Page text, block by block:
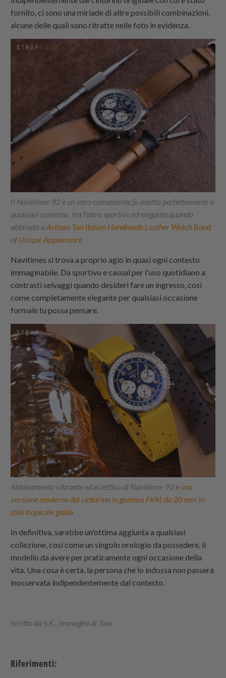
fornito, ci sono una miriade di altre possibili combinazioni,
alcune delle quali sono ritratte nelle foto in evidenza.
Il Navitimer 92 è un vero camaleonte.Si adatta perfettamente a
qualsiasi contesto, tra l'altro sportivo ed elegante quando
abbinato aArtisan Tan Italian Handmade Leather Watch Band
of Unique Appearance
Navitimes si trova a proprio agio in quasi ogni contesto
immaginabile. Da sportivo e casual per l'uso quotidiano a
contrasti selvaggi quando desideri fare un ingresso, così
come completamente elegante per qualsiasi occasione
formale tu possa pensare.
Abbinamento vibrante ed eclettico di Navitimer 92 e una
versione moderna del cinturino in gomma FKM da 20 mm in
stile tropicale giallo
In definitiva, sarebbe un'ottima aggiunta a qualsiasi
collezione, così come un singolo orologio da possedere, il
modello da avere per praticamente ogni occasione della
vita. Una cosa è certa, la persona che lo indossa non passerà
inosservata indipendentemente dal contesto.
Scritto da S.K., immagini di Toni
Riferimenti: